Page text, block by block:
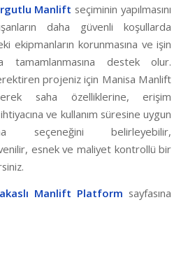
Manlift seçiminin yapılmasını
daha güvenli koşullarda
ekipmanların korunmasına ve işin
tamamlanmasına destek olur.
projeniz için Manisa Manlift
saha özelliklerine, erişim
ve kullanım süresine uygun
seçeneğini belirleyebilir,
esnek ve maliyet kontrollü bir
Manlift Platform sayfasına